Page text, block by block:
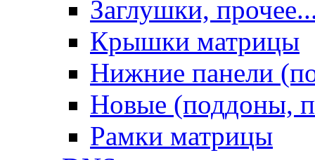
Заглушки,
Крышки матрицы
Нижние панели
Новые (поддоны,
Рамки матрицы